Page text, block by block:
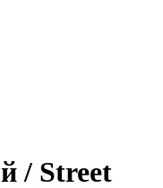
/ Street